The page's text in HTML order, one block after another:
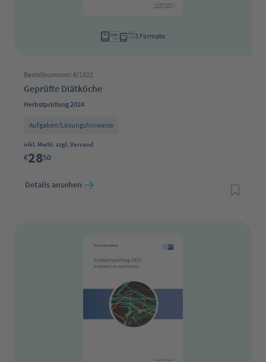
3 Formate
Bestellnummer: 6/1022
Geprüfte Diätköche
Herbstprüfung 2024
Aufgaben/Lösungshinweise
Regulärer Preis:
inkl. MwSt. zzgl. Versand
€2850
Details ansehen